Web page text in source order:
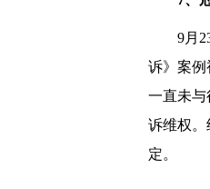
9月
诉》案例
一直未与
诉维权。
定。